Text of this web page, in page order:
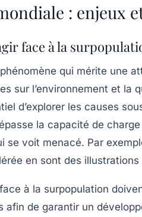
: enjeux
face à la
qui mérite une
sur l’environnement et la
d’explorer les causes
la capacité de
se voit menacé. Par
en sont des illustrations
à la surpopulation
afin de garantir un